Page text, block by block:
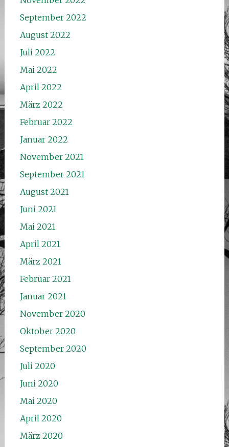
September 2022
August 2022
Juli 2022
Mai 2022
April 2022
März 2022
Februar 2022
Januar 2022
November 2021
September 2021
August 2021
Juni 2021
Mai 2021
April 2021
März 2021
Februar 2021
Januar 2021
November 2020
Oktober 2020
September 2020
Juli 2020
Juni 2020
Mai 2020
April 2020
März 2020